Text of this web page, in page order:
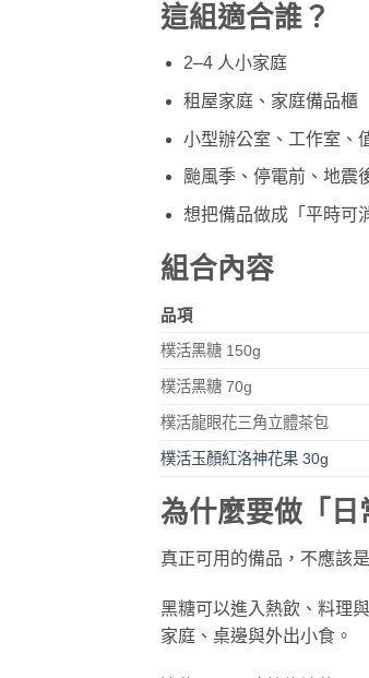
這組適合誰？
2–4 人小家庭
租屋家庭、家庭備品櫃
小型辦公室、工作室、
颱風季、停電前、地震
想把備品做成「平時可
組合內容
品項
樸活黑糖 150g
樸活黑糖 70g
樸活龍眼花三角立體茶包
樸活玉顏紅洛神花果 30g
為什麼要做「日
真正可用的備品，不應該
黑糖可以進入熱飲、料理
家庭、桌邊與外出小食。